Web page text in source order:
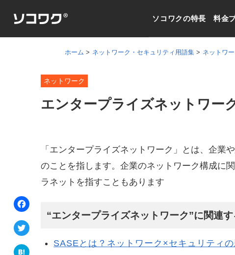
ソコワクの特長 料金
ホーム ネットワーク・セキュリティ用語集 ネットワー
ネットワーク
エンタープライズネットワー
「エンタープライズネットワーク」とは、企業
のことを指します。企業のネットワーク構成に
ラネットを指すこともあります
“エンタープライズネットワーク”に関連
SASEとは？ネットワーク×セキュリティ